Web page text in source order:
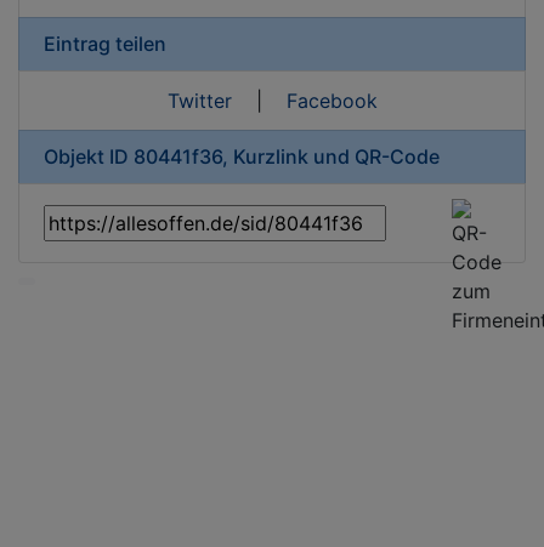
Eintrag teilen
Twitter| Facebook
Objekt ID 80441f36, Kurzlink und QR-Code